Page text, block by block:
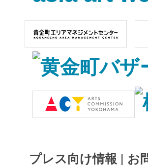
プレス向け情報 | お